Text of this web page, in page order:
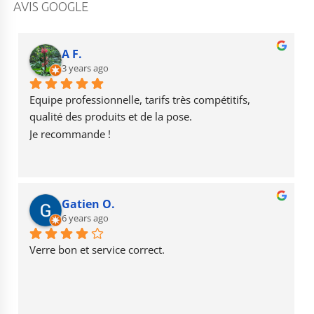
c
b
o
o
k
a
r
a
m
b
e
AVIS GOOGLE
A F.
3 years ago
Equipe professionnelle, tarifs très compétitifs,
qualité des produits et de la pose.
Je recommande !
Gatien O.
6 years ago
Verre bon et service correct.